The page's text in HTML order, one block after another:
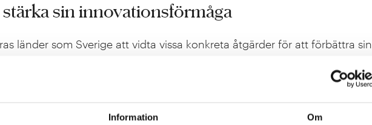
Information Om
stärka sin innovationsförmåga
länder som Sverige att vidta vissa konkreta åtgärder för att förbättra sin
Upphandlingsprocessen måste bli enklare så att små och
delta. Börja med små pilotkontrakt som kan skalas upp efter